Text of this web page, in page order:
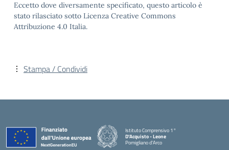
Eccetto dove diversamente specificato, questo articolo è
stato rilasciato sotto Licenza Creative Commons
Attribuzione 4.0 Italia.
Stampa / Condividi
Istituto Comprensivo 1°
D'Acquisto - Leone
Pomigliano d'Arco
— Visita la pagina iniziale della scuola